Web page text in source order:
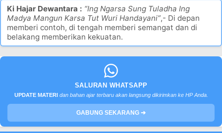
Ki Hajar Dewantara : “Ing Ngarsa Sung Tuladha Ing
Madya Mangun Karsa Tut Wuri Handayani”,- Di depan
memberi contoh, di tengah memberi semangat dan di
belakang memberikan kekuatan.
SALURAN WHATSAPP
UPDATE MATERI dan bahan ajar terbaru akan langsung dikirimkan ke HP Anda.
GABUNG SEKARANG ➔